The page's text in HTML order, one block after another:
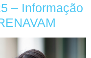
– Informação